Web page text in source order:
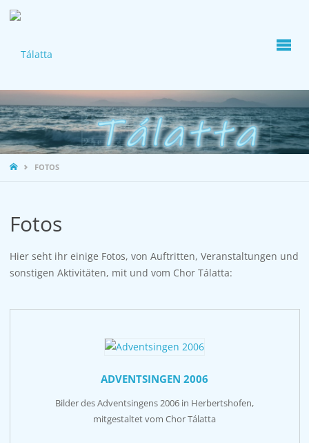
STARTSEITE
FOTOS
Fotos
Hier seht ihr einige Fotos, von Auftritten, Veranstaltungen und
sonstigen Aktivitäten, mit und vom Chor Tálatta:
ADVENTSINGEN 2006
Bilder des Adventsingens 2006 in Herbertshofen,
mitgestaltet vom Chor Tálatta